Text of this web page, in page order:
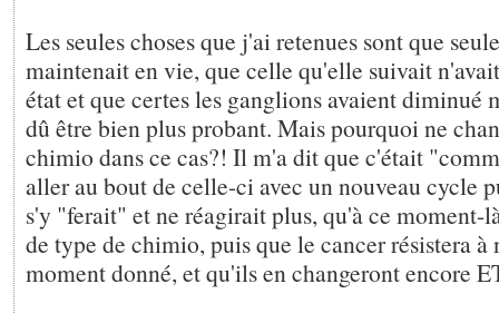
Les seules choses que j'ai retenues sont que
maintenait en vie, que celle qu'elle suivait
état et que certes les ganglions avaient diminué
dû être bien plus probant. Mais pourquoi ne
chimio dans ce cas?! Il m'a dit que c'était
aller au bout de celle-ci avec un nouveau cycle
s'y "ferait" et ne réagirait plus, qu'à ce moment-
de type de chimio, puis que le cancer résistera à
moment donné, et qu'ils en changeront encore